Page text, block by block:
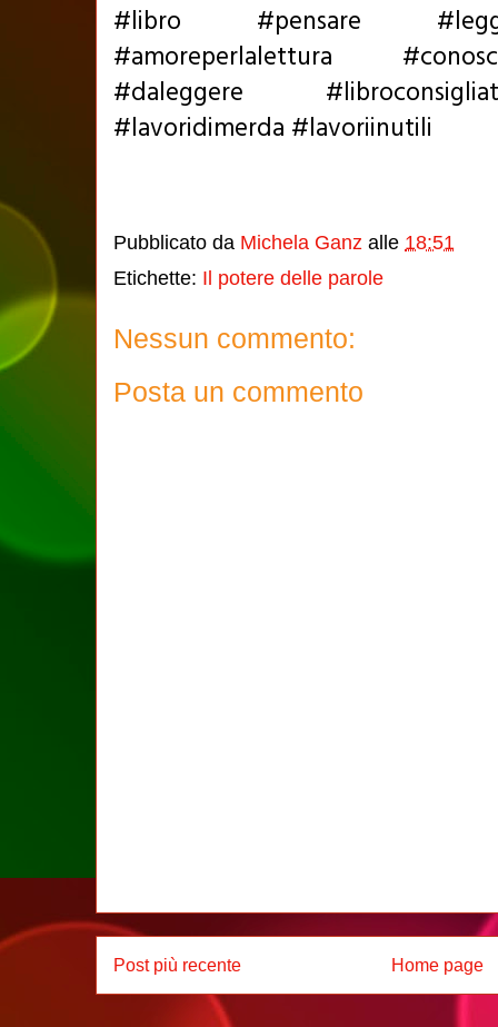
#libro #pensare
#amoreperlalettura
#daleggere
#lavoridimerda #lavoriinutili
Pubblicato da Michela Ganz alle 18:51
Etichette: Il potere delle parole
Nessun commento:
Posta un commento
Post più recente Home page